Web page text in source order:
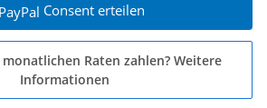
Consent erteilen
Raten zahlen? Weitere
Informationen